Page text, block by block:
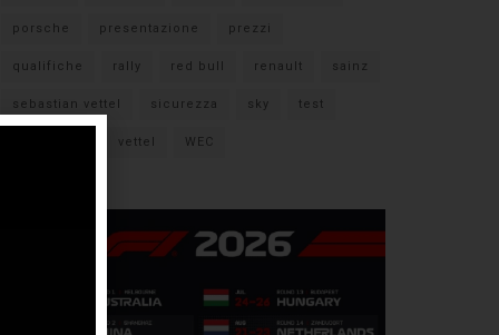
porsche presentazione prezzi
qualifiche rally red bull renault sainz
sebastian vettel sicurezza sky test
vettel WEC